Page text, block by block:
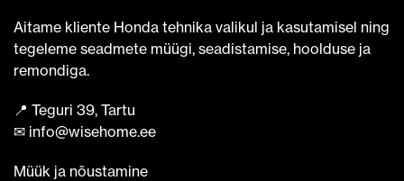
Aitame kliente Honda tehnika valikul ja kasutamisel ning
tegeleme seadmete müügi, seadistamise, hoolduse ja
remondiga.
📍 Teguri 39, Tartu
✉ info@wisehome.ee
Müük ja nõustamine